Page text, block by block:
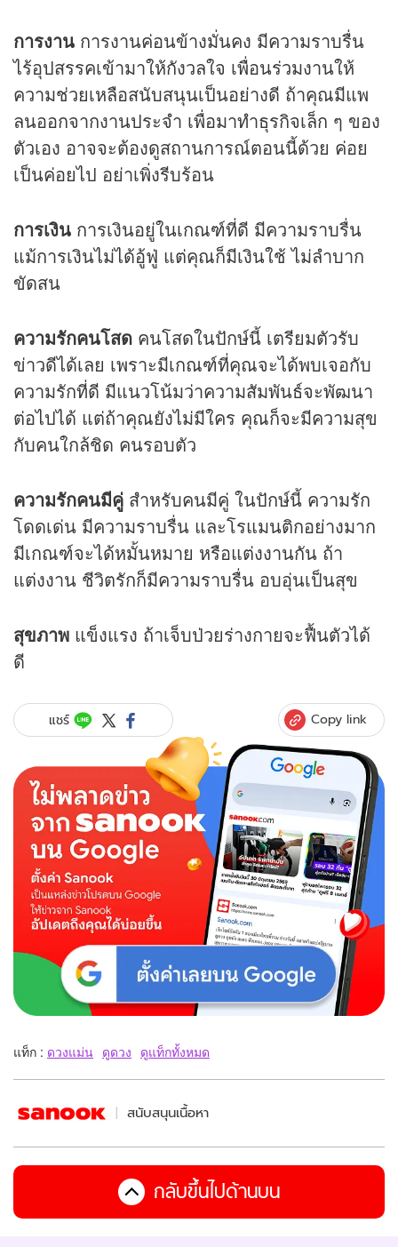
การงาน การงานค่อนข้างมั่นคง มีความราบรื่น
ไร้อุปสรรคเข้ามาให้กังวลใจ เพื่อนร่วมงานให้
ความช่วยเหลือสนับสนุนเป็นอย่างดี ถ้าคุณมีแพ
ลนออกจากงานประจำ เพื่อมาทำธุรกิจเล็ก ๆ ของ
ตัวเอง อาจจะต้องดูสถานการณ์ตอนนี้ด้วย ค่อย
เป็นค่อยไป อย่าเพิ่งรีบร้อน
การเงิน การเงินอยู่ในเกณฑ์ที่ดี มีความราบรื่น
แม้การเงินไม่ได้อู้ฟู่ แต่คุณก็มีเงินใช้ ไม่ลำบาก
ขัดสน
ความรักคนโสด คนโสดในปักษ์นี้ เตรียมตัวรับ
ข่าวดีได้เลย เพราะมีเกณฑ์ที่คุณจะได้พบเจอกับ
ความรักที่ดี มีแนวโน้มว่าความสัมพันธ์จะพัฒนา
ต่อไปได้ แต่ถ้าคุณยังไม่มีใคร คุณก็จะมีความสุข
กับคนใกล้ชิด คนรอบตัว
ความรักคนมีคู่ สำหรับคนมีคู่ ในปักษ์นี้ ความรัก
โดดเด่น มีความราบรื่น และโรแมนติกอย่างมาก
มีเกณฑ์จะได้หมั้นหมาย หรือแต่งงานกัน ถ้า
แต่งงาน ชีวิตรักก็มีความราบรื่น อบอุ่นเป็นสุข
สุขภาพ แข็งแรง ถ้าเจ็บป่วยร่างกายจะฟื้นตัวได้
ดี
แชร์ Copy link
แท็ก : ดวงแม่น ดูดวง ดูแท็กทั้งหมด
สนับสนุนเนื้อหา
กลับขึ้นไปด้านบน